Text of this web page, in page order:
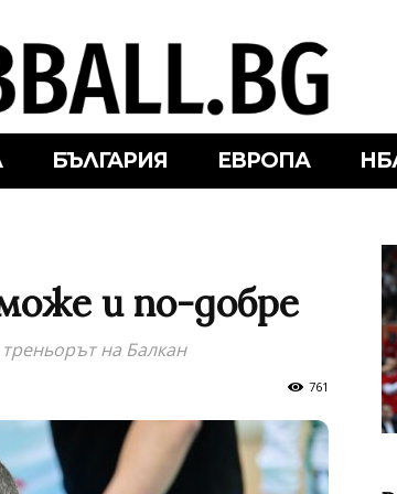
БЪЛГАРИЯ ЕВРОПА
и по-добре
на Балкан
761